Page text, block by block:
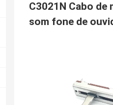
C3021N Cabo de
som fone de